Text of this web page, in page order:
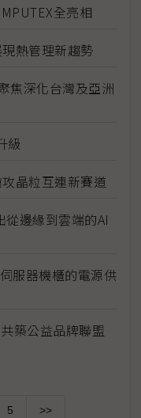
全亮相
熱管理新趨勢
焦深化台灣及亞洲
級
晶粒互連新賽道
從邊緣到雲端的AI
服器機櫃的電源供
築公益品牌聯盟
5 >>